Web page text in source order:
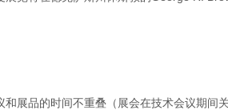
展品的时间不重叠（展会在技术会议期间关